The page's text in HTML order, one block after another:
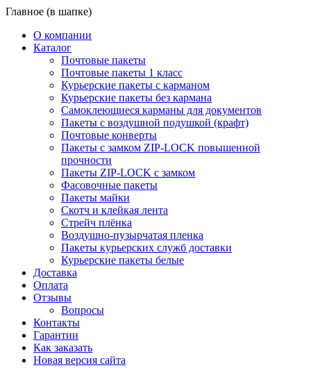
Главное (в шапке)
О компании
Каталог
Почтовые пакеты
Почтовые пакеты 1 класс
Курьерские пакеты с карманом
Курьерские пакеты без кармана
Самоклеющиеся карманы для документов
Пакеты с воздушной подушкой (крафт)
Почтовые конверты
Пакеты с замком ZIP-LOCK повышенной
прочности
Пакеты ZIP-LOCK с замком
Фасовочные пакеты
Пакеты майки
Скотч и клейкая лента
Стрейч плёнка
Воздушно-пузырчатая пленка
Пакеты курьерских служб доставки
Курьерские пакеты белые
Доставка
Оплата
Отзывы
Вопросы
Контакты
Гарантии
Как заказать
Новая версия сайта